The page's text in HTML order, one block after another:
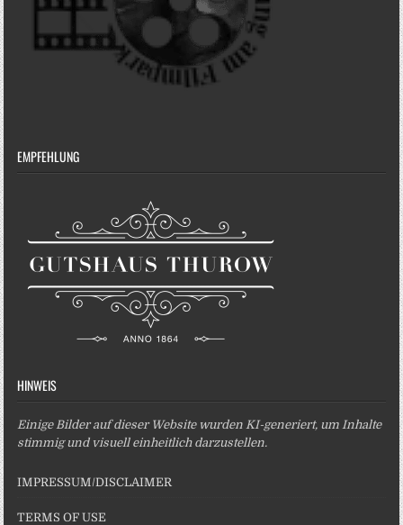
EMPFEHLUNG
HINWEIS
Einige Bilder auf dieser Website wurden KI-generiert, um Inhalte
stimmig und visuell einheitlich darzustellen.
IMPRESSUM/DISCLAIMER
TERMS OF USE